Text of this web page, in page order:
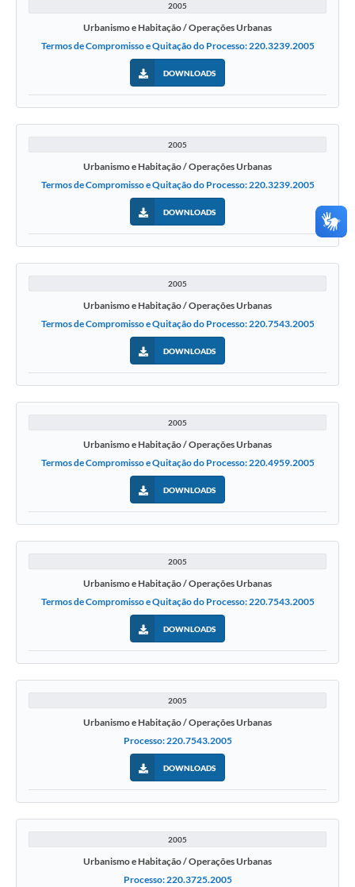
2005
Urbanismo e Habitação / Operações Urbanas
Termos de Compromisso e Quitação do Processo: 220.3239.2005
DOWNLOADS
2005
Urbanismo e Habitação / Operações Urbanas
Termos de Compromisso e Quitação do Processo: 220.3239.2005
DOWNLOADS
2005
Urbanismo e Habitação / Operações Urbanas
Termos de Compromisso e Quitação do Processo: 220.7543.2005
DOWNLOADS
2005
Urbanismo e Habitação / Operações Urbanas
Termos de Compromisso e Quitação do Processo: 220.4959.2005
DOWNLOADS
2005
Urbanismo e Habitação / Operações Urbanas
Termos de Compromisso e Quitação do Processo: 220.7543.2005
DOWNLOADS
2005
Urbanismo e Habitação / Operações Urbanas
Processo: 220.7543.2005
DOWNLOADS
2005
Urbanismo e Habitação / Operações Urbanas
Processo: 220.3725.2005